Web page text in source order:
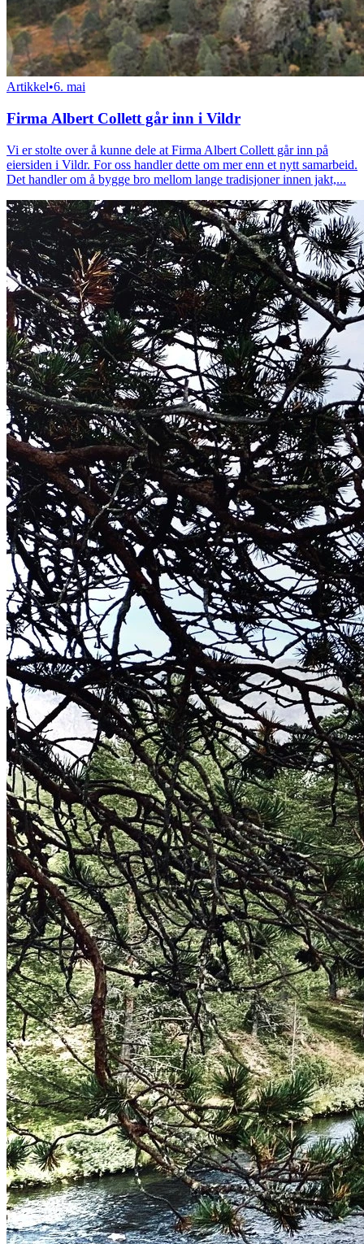
Artikkel•6. mai
Firma Albert Collett går inn i Vildr
Vi er stolte over å kunne dele at Firma Albert Collett går inn på
eiersiden i Vildr. For oss handler dette om mer enn et nytt samarbeid.
Det handler om å bygge bro mellom lange tradisjoner innen jakt,...